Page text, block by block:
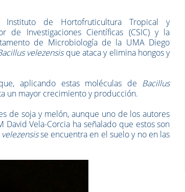
de Hortofruticultura Tropical y
de Investigaciones Científicas (CSIC) y la
de Microbiología de la UMA Diego
velezensisque ataca y elimina hongos y
aplicando estas moléculas de Bacillus
un mayor crecimiento y producción.
de soja y melón, aunque uno de los autores
Vela-Corcia ha señalado que estos son
se encuentra en el suelo y no en las